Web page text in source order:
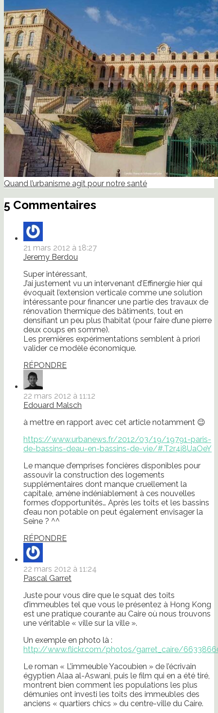
Quand l’urbanisme agit pour notre santé
5 Commentaires
21 mars 2012 à 18:27
Jeremy Berdou
Super intéressant,
J’ai justement vu un intervenant d’Effinergie hier qui
évoquait l’extension verticale comme une solution
intéressante pour financer une partie des travaux de
rénovation thermique des bâtiments, tout en
densifiant un peu plus l’habitat (pour faire d’une pierre
deux coups en somme).
Les premières expérimentations semblent à priori
valider ce modèle économique.
RÉPONDRE
22 mars 2012 à 11:12
Edouard Malsch
à mettre en rapport avec cet article notamment 😉
https://www.urbanews.fr/2012/03/19/19791-paris-
de-bassins-deau-en-bassins-de-vie/#.T2r4i8UaOeY
Le manque d’emprises foncières disponibles pour
assouvir la construction des logements
supplémentaires dont manque cruellement la
capitale, amène indéniablement à ces nouvelles
formes d’opportunités… Après les toits et les bassins
d’eau non potable on peut également envisager la
Seine ? ^^
RÉPONDRE
22 mars 2012 à 11:24
Pascal Garret
Juste pour vous dire que le squat des toits
d’immeubles tel que vous le présentez à Hong Kong
est une pratique courante au Caire où nous trouvons
une véritable « ville sur la ville ».
Un exemple en photo là :
http://www.flickr.com/photos/garret_caire/
Le roman « L’immeuble Yacoubien » de l’écrivain
égyptien Alaa al-Aswani, puis le film qui en a été tiré,
montrent bien comment les populations les plus
démunies ont investi les toits des immeubles des
anciens « quartiers chics » du centre-ville du Caire.